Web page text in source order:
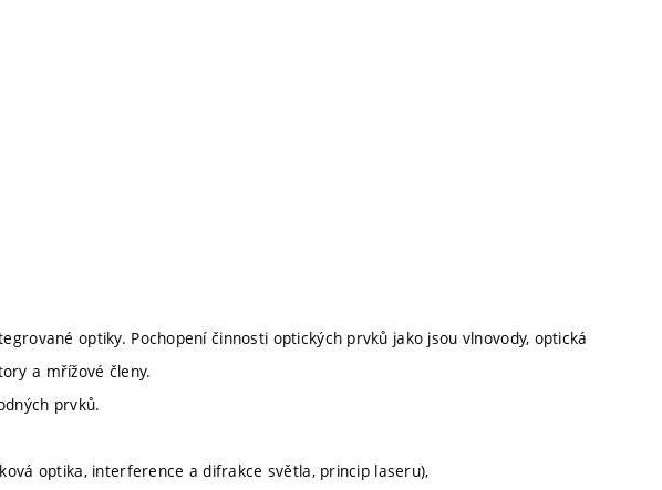
optiky. Pochopení činnosti optických prvků jako jsou vlnovody, optická
a mřížové členy.
prvků.
optika, interference a difrakce světla, princip laseru),